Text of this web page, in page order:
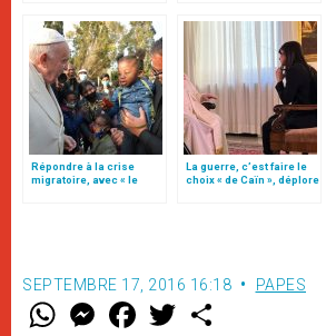
Répondre à la crise
migratoire, avec « le
La guerre, c’est faire le
choix « de Caïn », déplore
SEPTEMBRE 17, 2016 16:18 PAPES
W M
e
F
a w